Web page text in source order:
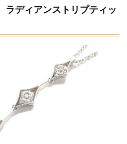
ラディアンストリプティッ